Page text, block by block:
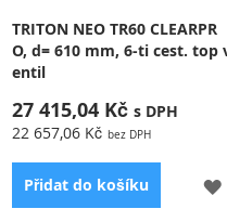
TRITON NEO TR60 CLEARPR
O, d= 610 mm, 6-ti cest. top
entil
27 415,04 Kč
22 657,06 Kč
Přidat do košíku